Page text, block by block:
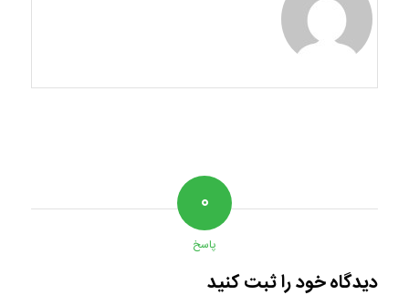
۰
پاسخ
دیدگاه خود را ثبت کنید